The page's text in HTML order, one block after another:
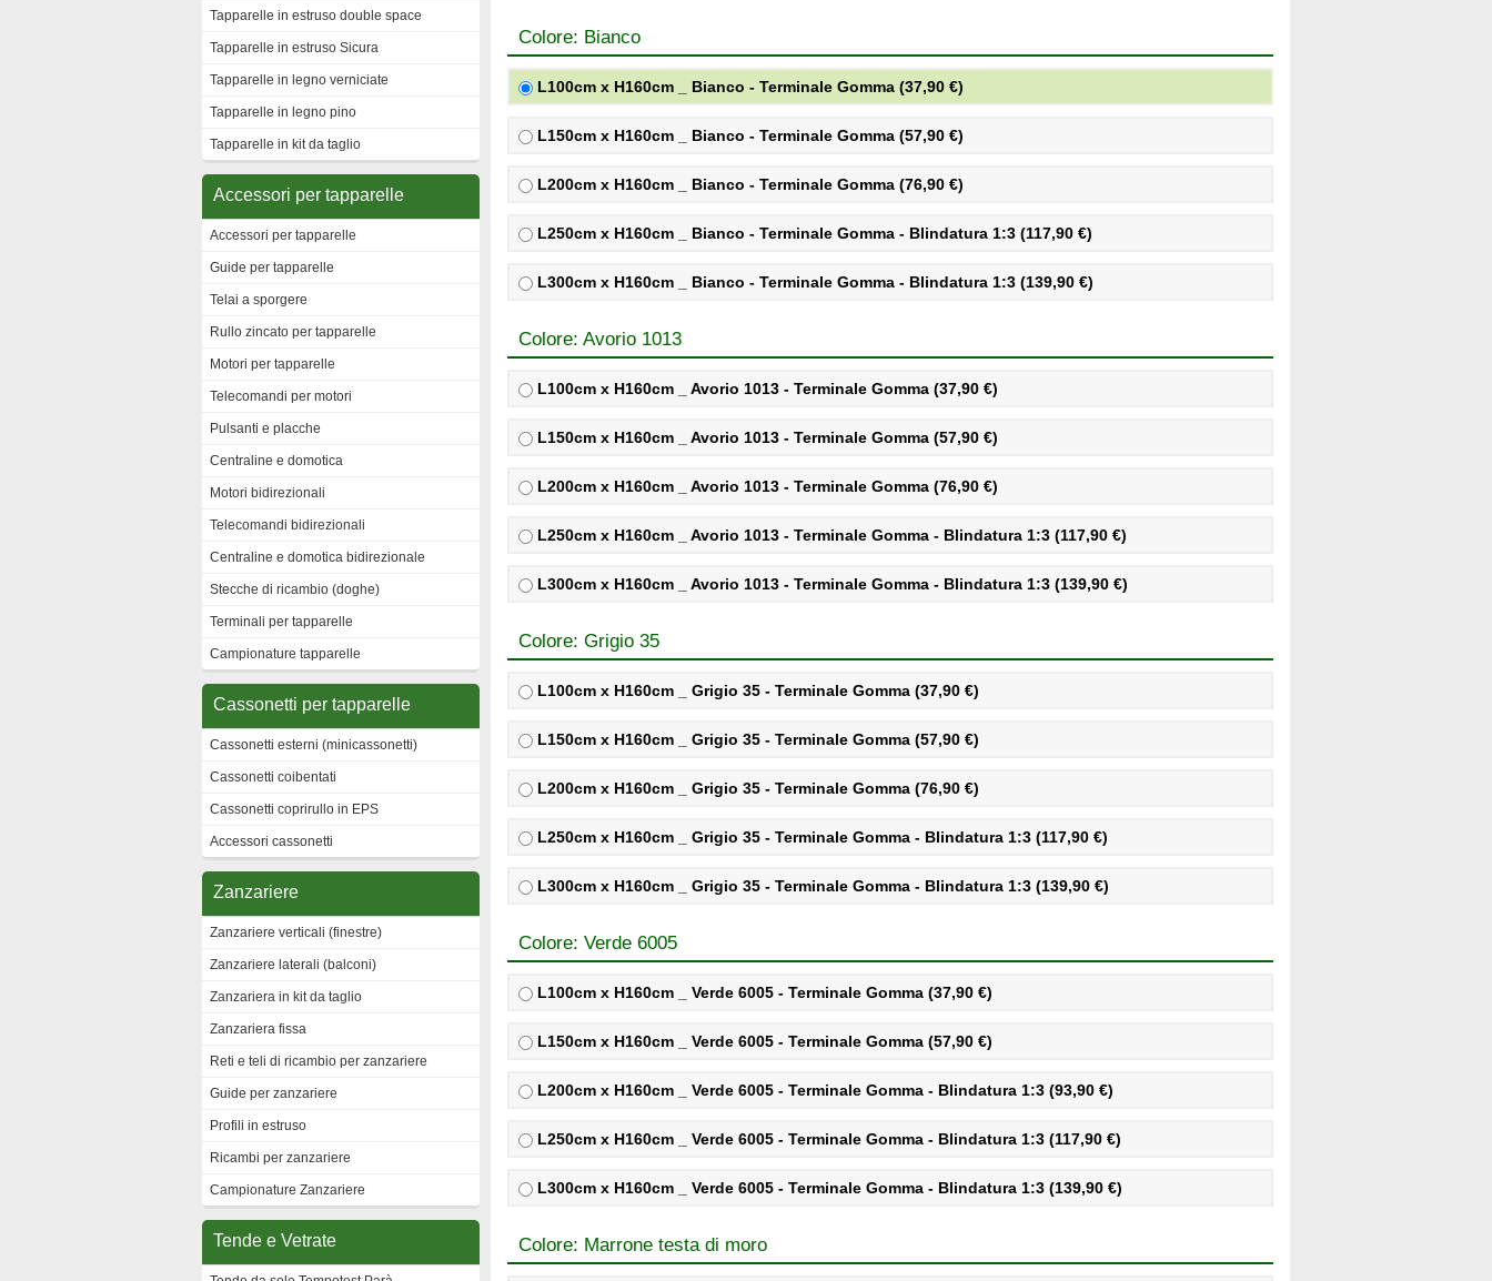
Tapparelle in estruso double space
Tapparelle in estruso Sicura
Tapparelle in legno verniciate
Tapparelle in legno pino
Tapparelle in kit da taglio
Accessori per tapparelle
Accessori per tapparelle
Guide per tapparelle
Telai a sporgere
Rullo zincato per tapparelle
Motori per tapparelle
Telecomandi per motori
Pulsanti e placche
Centraline e domotica
Motori bidirezionali
Telecomandi bidirezionali
Centraline e domotica bidirezionale
Stecche di ricambio (doghe)
Terminali per tapparelle
Campionature tapparelle
Cassonetti per tapparelle
Cassonetti esterni (minicassonetti)
Cassonetti coibentati
Cassonetti coprirullo in EPS
Accessori cassonetti
Zanzariere
Zanzariere verticali (finestre)
Zanzariere laterali (balconi)
Zanzariera in kit da taglio
Zanzariera fissa
Reti e teli di ricambio per zanzariere
Guide per zanzariere
Profili in estruso
Ricambi per zanzariere
Campionature Zanzariere
Tende e Vetrate
Colore: Bianco
L100cm x H160cm _ Bianco - Terminale Gomma (37,90 €)
L150cm x H160cm _ Bianco - Terminale Gomma (57,90 €)
L200cm x H160cm _ Bianco - Terminale Gomma (76,90 €)
L250cm x H160cm _ Bianco - Terminale Gomma - Blindatura 1:3 (117,90 €)
L300cm x H160cm _ Bianco - Terminale Gomma - Blindatura 1:3 (139,90 €)
Colore: Avorio 1013
L100cm x H160cm _ Avorio 1013 - Terminale Gomma (37,90 €)
L150cm x H160cm _ Avorio 1013 - Terminale Gomma (57,90 €)
L200cm x H160cm _ Avorio 1013 - Terminale Gomma (76,90 €)
L250cm x H160cm _ Avorio 1013 - Terminale Gomma - Blindatura 1:3 (117,90 €)
L300cm x H160cm _ Avorio 1013 - Terminale Gomma - Blindatura 1:3 (139,90 €)
Colore: Grigio 35
L100cm x H160cm _ Grigio 35 - Terminale Gomma (37,90 €)
L150cm x H160cm _ Grigio 35 - Terminale Gomma (57,90 €)
L200cm x H160cm _ Grigio 35 - Terminale Gomma (76,90 €)
L250cm x H160cm _ Grigio 35 - Terminale Gomma - Blindatura 1:3 (117,90 €)
L300cm x H160cm _ Grigio 35 - Terminale Gomma - Blindatura 1:3 (139,90 €)
Colore: Verde 6005
L100cm x H160cm _ Verde 6005 - Terminale Gomma (37,90 €)
L150cm x H160cm _ Verde 6005 - Terminale Gomma (57,90 €)
L200cm x H160cm _ Verde 6005 - Terminale Gomma - Blindatura 1:3 (93,90 €)
L250cm x H160cm _ Verde 6005 - Terminale Gomma - Blindatura 1:3 (117,90 €)
L300cm x H160cm _ Verde 6005 - Terminale Gomma - Blindatura 1:3 (139,90 €)
Colore: Marrone testa di moro